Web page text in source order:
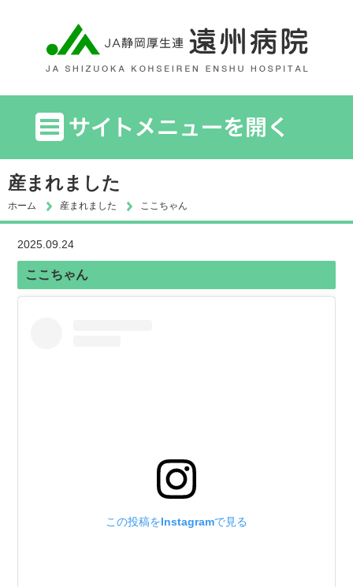
産まれました
ホーム 産まれました ここちゃん
2025.09.24
ここちゃん
この投稿をInstagramで見る